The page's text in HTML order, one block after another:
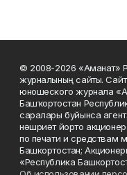
© 2008-2026 «Аманат»
журналының сайты.
юношеского журнала
Башҡортостан
саралары буйынса
нәшриәт йорто
по печати и средствам
Башкортостан;
«Республика